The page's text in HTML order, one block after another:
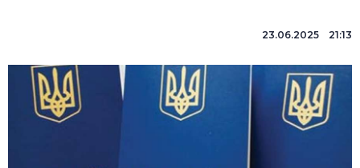
23.06.2025 21:13